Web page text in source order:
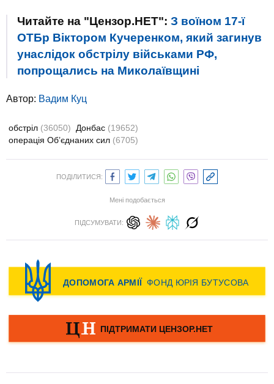
Читайте на "Цензор.НЕТ": З воїном 17-ї
ОТБр Віктором Кучеренком, який загинув
унаслідок обстрілу військами РФ,
попрощались на Миколаївщині
Автор: Вадим Куц
обстріл (36050) Донбас (19652)
операція Об’єднаних сил (6705)
ПОДІЛИТИСЯ:
Мені подобається
ПІДСУМУВАТИ: